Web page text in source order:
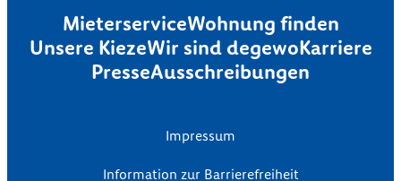
MieterserviceWohnung finden
Unsere KiezeWir sind degewoKarriere
PresseAusschreibungen
Impressum
Information zur Barrierefreiheit